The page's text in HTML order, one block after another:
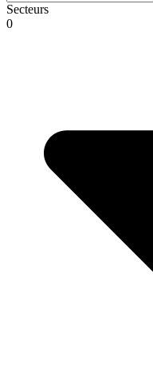
Secteurs
0